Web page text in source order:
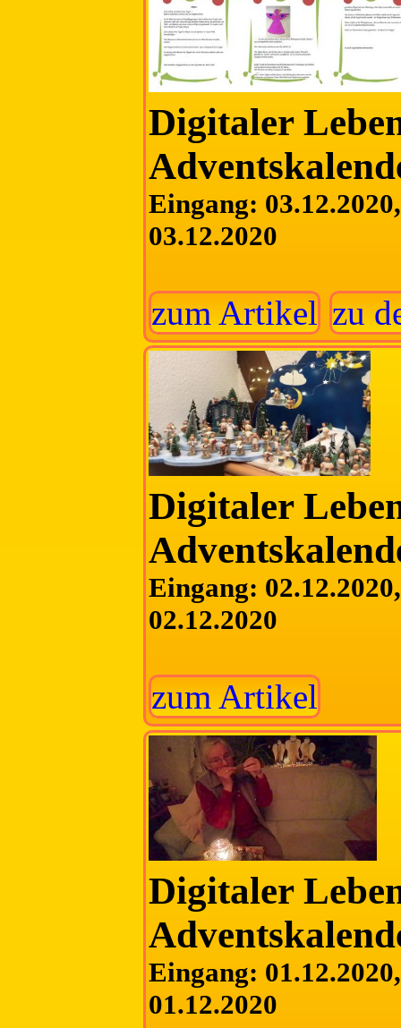
Digitaler
Eingang:
03.12.2020
zum Artikel zu
Digitaler
Eingang:
02.12.2020
zum Artikel
Digitaler
Eingang:
01.12.2020